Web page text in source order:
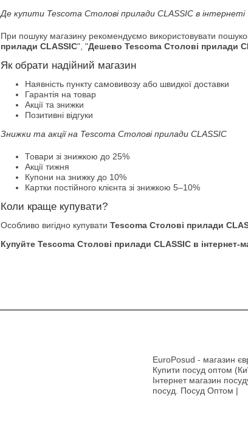
Де купити Tescoma Столові прилади CLASSIC в інтернеті
При пошуку магазину рекомендуємо використовувати
прилади CLASSIC", "Дешево Tescoma Столові прилади
Як обрати надійний магазин
Наявність пункту самовивозу або швидкої доставки
Гарантія на товар
Акції та знижки
Позитивні відгуки
Знижки та акції на Tescoma Столові прилади CLASSIC
Товари зі знижкою до 25%
Акції тижня
Купони на знижку до 10%
Картки постійного клієнта зі знижкою 5–10%
Коли краще купувати?
Особливо вигідно купувати Tescoma Столові прилади
Купуйте Tescoma Столові прилади CLASSIC в інтернет-
EuroPosud - магазин
Купити посуд оптом
Інтернет магазин
посуд. Посуд Оптом |